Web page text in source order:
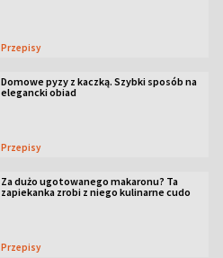
Przepisy
Domowe pyzy z kaczką. Szybki sposób na
elegancki obiad
Przepisy
Za dużo ugotowanego makaronu? Ta
zapiekanka zrobi z niego kulinarne cudo
Przepisy